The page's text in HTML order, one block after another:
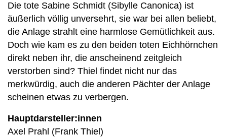
Die tote Sabine Schmidt (Sibylle Canonica) ist
äußerlich völlig unversehrt, sie war bei allen beliebt,
die Anlage strahlt eine harmlose Gemütlichkeit aus.
Doch wie kam es zu den beiden toten Eichhörnchen
direkt neben ihr, die anscheinend zeitgleich
verstorben sind? Thiel findet nicht nur das
merkwürdig, auch die anderen Pächter der Anlage
scheinen etwas zu verbergen.
Hauptdarsteller:innen
Axel Prahl (Frank Thiel)